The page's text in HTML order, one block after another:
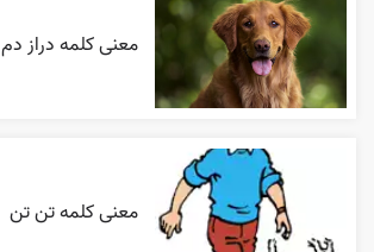
معنی کلمه دراز دم
معنی کلمه تن تن